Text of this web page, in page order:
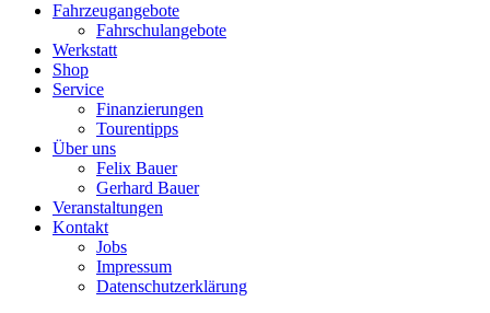
Fahrzeugangebote
Fahrschulangebote
Werkstatt
Shop
Service
Finanzierungen
Tourentipps
Über uns
Felix Bauer
Gerhard Bauer
Veranstaltungen
Kontakt
Jobs
Impressum
Datenschutzerklärung